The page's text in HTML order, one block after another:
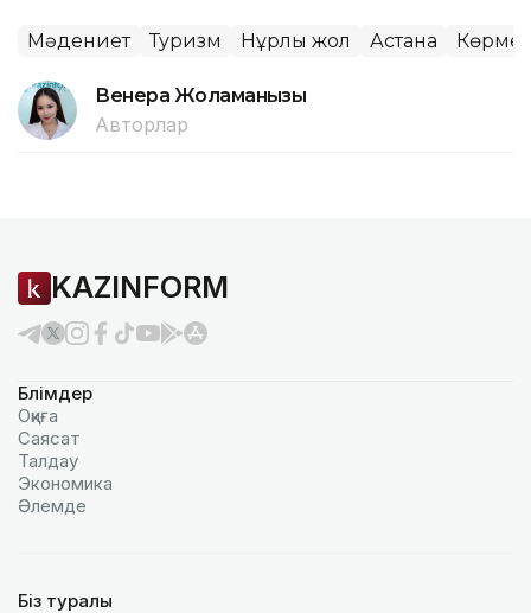
Мәдениет Туризм Нұрлы жол Астана Көрме
Венера Жоламанқызы
Авторлар
KAZINFORM
Бөлімдер
Оқиға
Саясат
Талдау
Экономика
Әлемде
Біз туралы